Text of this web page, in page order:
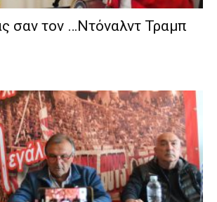
σαν τον …Ντόναλντ Τραμπ